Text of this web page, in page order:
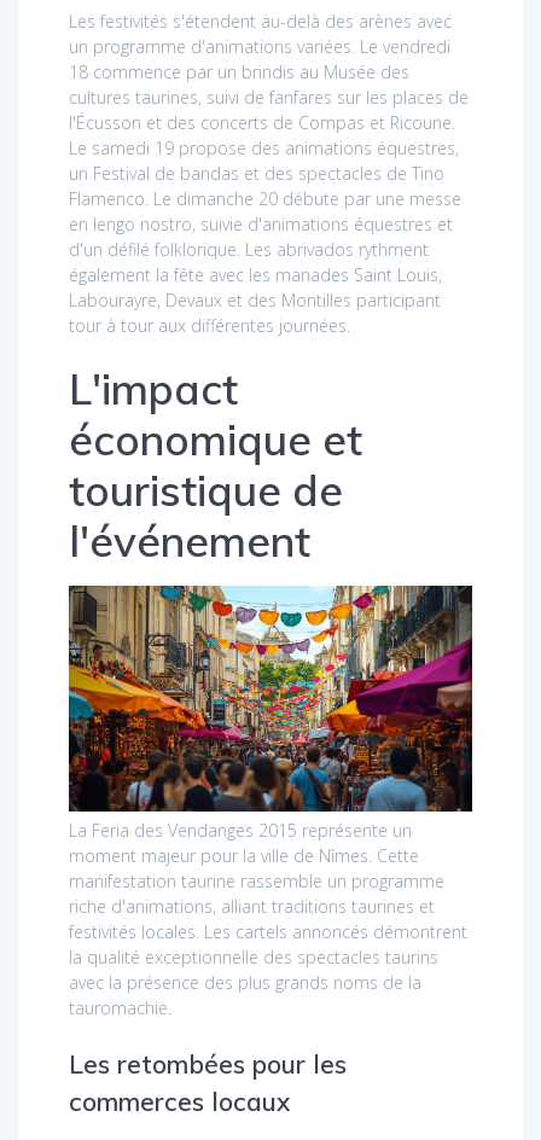
Les festivités s'étendent au-delà des arènes avec
un programme d'animations variées. Le vendredi
18 commence par un brindis au Musée des
cultures taurines, suivi de fanfares sur les places de
l'Écusson et des concerts de Compas et Ricoune.
Le samedi 19 propose des animations équestres,
un Festival de bandas et des spectacles de Tino
Flamenco. Le dimanche 20 débute par une messe
en lengo nostro, suivie d'animations équestres et
d'un défilé folklorique. Les abrivados rythment
également la fête avec les manades Saint Louis,
Labourayre, Devaux et des Montilles participant
tour à tour aux différentes journées.
L'impact
économique et
touristique de
l'événement
La Feria des Vendanges 2015 représente un
moment majeur pour la ville de Nîmes. Cette
manifestation taurine rassemble un programme
riche d'animations, alliant traditions taurines et
festivités locales. Les cartels annoncés démontrent
la qualité exceptionnelle des spectacles taurins
avec la présence des plus grands noms de la
tauromachie.
Les retombées pour les
commerces locaux